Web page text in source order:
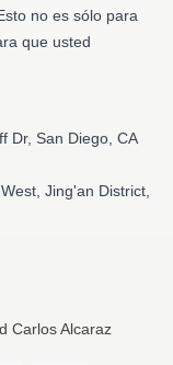
no es sólo para
que usted
Dr, San Diego, CA
Jing'an District,
Carlos Alcaraz